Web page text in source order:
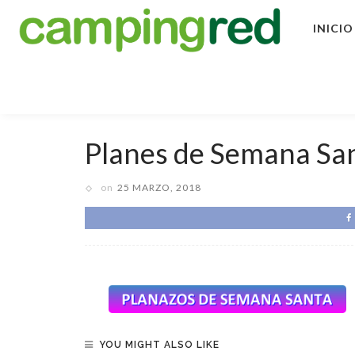
INICIO
Planes de Semana
on 25 MARZO, 2018
YOU MIGHT ALSO LIKE